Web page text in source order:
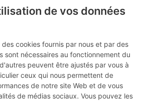
plus accessibles, manquantes ou
vous puis reconnectez-vous à votre
qui mène au
Vanil d'Arpille
de vos données
cookies fournis par nous et par des
sont nécessaires au fonctionnement du
peuvent être ajustés par vous à
ceux qui nous permettent de
de notre site Web et de vous
de médias sociaux. Vous pouvez les